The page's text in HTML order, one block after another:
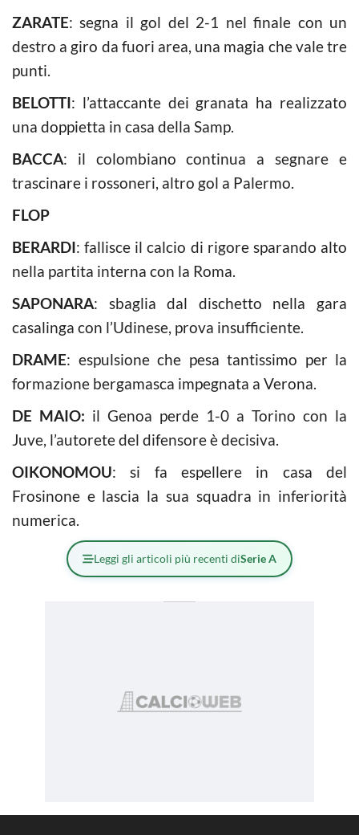
ZARATE: segna il gol del 2-1 nel finale con un
destro a giro da fuori area, una magia che vale tre
punti.
BELOTTI: l’attaccante dei granata ha realizzato
una doppietta in casa della Samp.
BACCA: il colombiano continua a segnare e
trascinare i rossoneri, altro gol a Palermo.
FLOP
BERARDI: fallisce il calcio di rigore sparando alto
nella partita interna con la Roma.
SAPONARA: sbaglia dal dischetto nella gara
casalinga con l’Udinese, prova insufficiente.
DRAME: espulsione che pesa tantissimo per la
formazione bergamasca impegnata a Verona.
DE MAIO: il Genoa perde 1-0 a Torino con la
Juve, l’autorete del difensore è decisiva.
OIKONOMOU: si fa espellere in casa del
Frosinone e lascia la sua squadra in inferiorità
numerica.
Leggi gli articoli più recenti diSerie A